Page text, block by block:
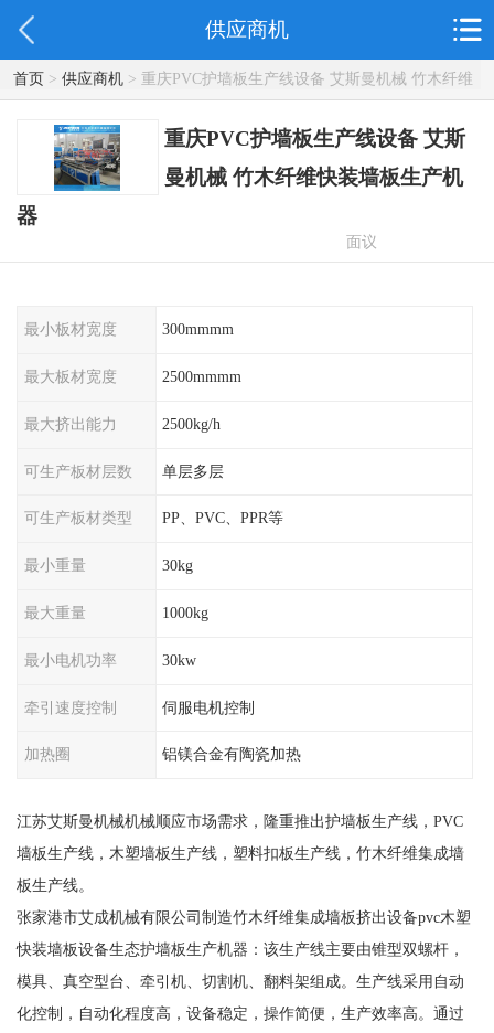
供应商机
首页> 供应商机> 重庆PVC护墙板生产线设备 艾斯曼机械 竹木纤维
快装墙板生产机器
重庆PVC护墙板生产线设备 艾斯
曼机械 竹木纤维快装墙板生产机
器
面议
最小板材宽度 300mmmm
最大板材宽度 2500mmmm
最大挤出能力 2500kg/h
可生产板材层数 单层多层
可生产板材类型 PP、PVC、PPR等
最小重量 30kg
最大重量 1000kg
最小电机功率 30kw
牵引速度控制 伺服电机控制
加热圈 铝镁合金有陶瓷加热
江苏艾斯曼机械机械顺应市场需求，隆重推出护墙板生产线，PVC
墙板生产线，木塑墙板生产线，塑料扣板生产线，竹木纤维集成墙
板生产线。
张家港市艾成机械有限公司制造竹木纤维集成墙板挤出设备pvc木塑
快装墙板设备生态护墙板生产机器：该生产线主要由锥型双螺杆，
模具、真空型台、牵引机、切割机、翻料架组成。生产线采用自动
化控制，自动化程度高，设备稳定，操作简便，生产效率高。通过